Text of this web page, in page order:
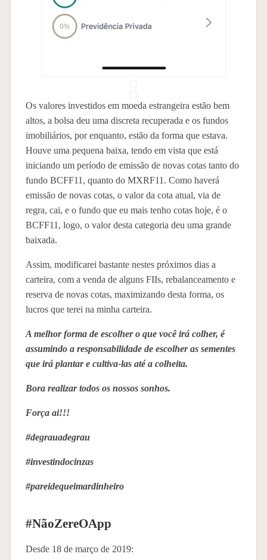
Os valores investidos em moeda estrangeira estão bem
altos, a bolsa deu uma discreta recuperada e os fundos
imobiliários, por enquanto, estão da forma que estava.
Houve uma pequena baixa, tendo em vista que está
iniciando um período de emissão de novas cotas tanto do
fundo BCFF11, quanto do MXRF11. Como haverá
emissão de novas cotas, o valor da cota atual, via de
regra, cai, e o fundo que eu mais tenho cotas hoje, é o
BCFF11, logo, o valor desta categoria deu uma grande
baixada.
Assim, modificarei bastante nestes próximos dias a
carteira, com a venda de alguns FIIs, rebalanceamento e
reserva de novas cotas, maximizando desta forma, os
lucros que terei na minha carteira.
A melhor forma de escolher o que você irá colher, é
assumindo a responsabilidade de escolher as sementes
que irá plantar e cultiva-las até a colheita.
Bora realizar todos os nossos sonhos.
Força ai!!!
#degrauadegrau
#investindocinzas
#pareidequeimardinheiro
#NãoZereOApp
Desde 18 de março de 2019: